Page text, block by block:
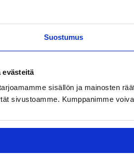
Suostumus
evästeitä
sisällön ja mainosten
sivustoamme. Kumppanimme